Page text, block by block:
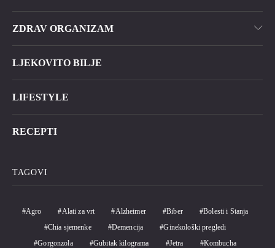
ZDRAV ORGANIZAM
LJEKOVITO BILJE
LIFESTYLE
RECEPTI
TAGOVI
Agro Alati za vrt Alzheimer Biber
Bolesti i Stanja
Chia sjemenke
Demencija
Ginekološki pregledi
Gorgonzola
Gubitak kilograma Jetra
Kombucha